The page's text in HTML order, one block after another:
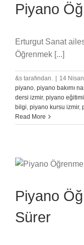
Piyano
Erturgut Sanat
Öğrenmek [...]
&s tarafından. 14
piyano, piyano bakımı
dersi izmir, piyano eğitimi
bilgi, piyano kursu izmir,
Read More
Piyano
Sürer